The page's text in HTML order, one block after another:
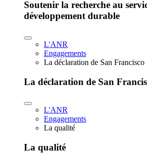
Soutenir la recherche au
développement durable
L'ANR
Engagements
La déclaration de San Francisco
La déclaration de San
L'ANR
Engagements
La qualité
La qualité